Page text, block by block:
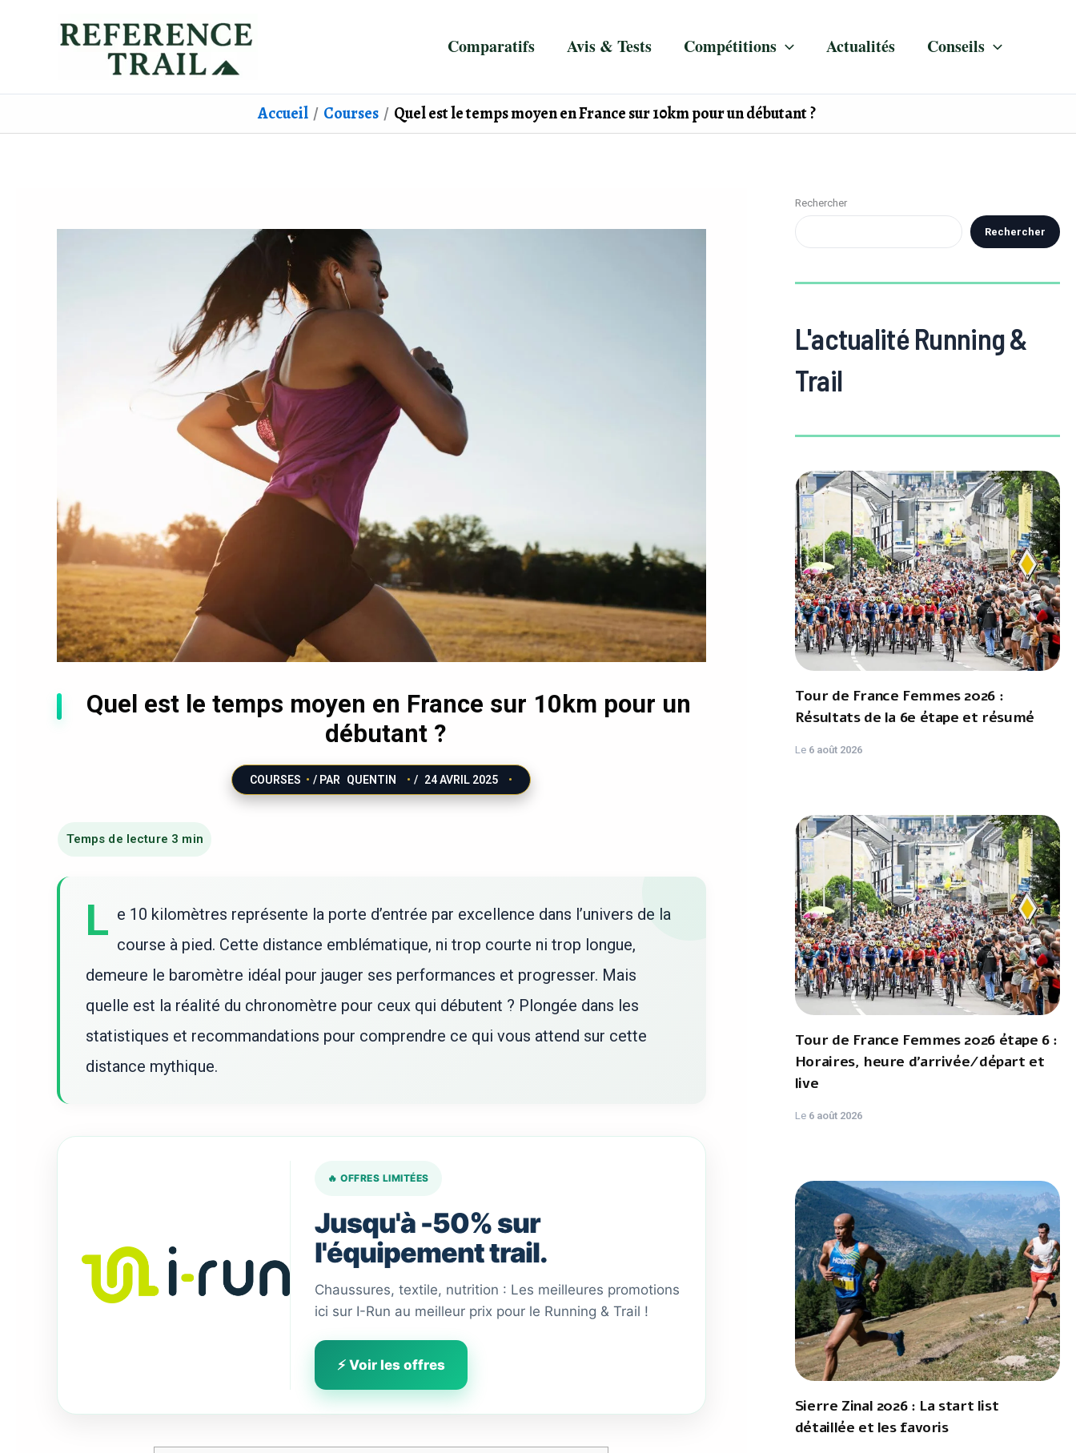
Comparatifs Avis & Tests Compétitions Actualités Conseils
Accueil Courses Quel est le temps moyen en France sur 10km pour un débutant ?
Quel est le temps moyen en France sur 10km pour un
débutant ?
COURSES / PAR QUENTIN / 24 AVRIL 2025
L e 10 kilomètres représente la porte d’entrée par excellence dans l’univers de la
course à pied. Cette distance emblématique, ni trop courte ni trop longue,
demeure le baromètre idéal pour jauger ses performances et progresser. Mais
quelle est la réalité du chronomètre pour ceux qui débutent ? Plongée dans les
statistiques et recommandations pour comprendre ce qui vous attend sur cette
distance mythique.
🔥 OFFRES LIMITÉES
Jusqu'à -50% sur
l'équipement trail.
Chaussures, textile, nutrition : Les meilleures promotions
ici sur I-Run au meilleur prix pour le Running & Trail !
⚡ Voir les offres
Rechercher
Rechercher
L'actualité Running &
Trail
Tour de France Femmes 2026 :
Résultats de la 6e étape et résumé
Le 6 août 2026
Tour de France Femmes 2026 étape 6 :
Horaires, heure d'arrivée/départ et
live
Le 6 août 2026
Sierre Zinal 2026 : La start list
détaillée et les favoris